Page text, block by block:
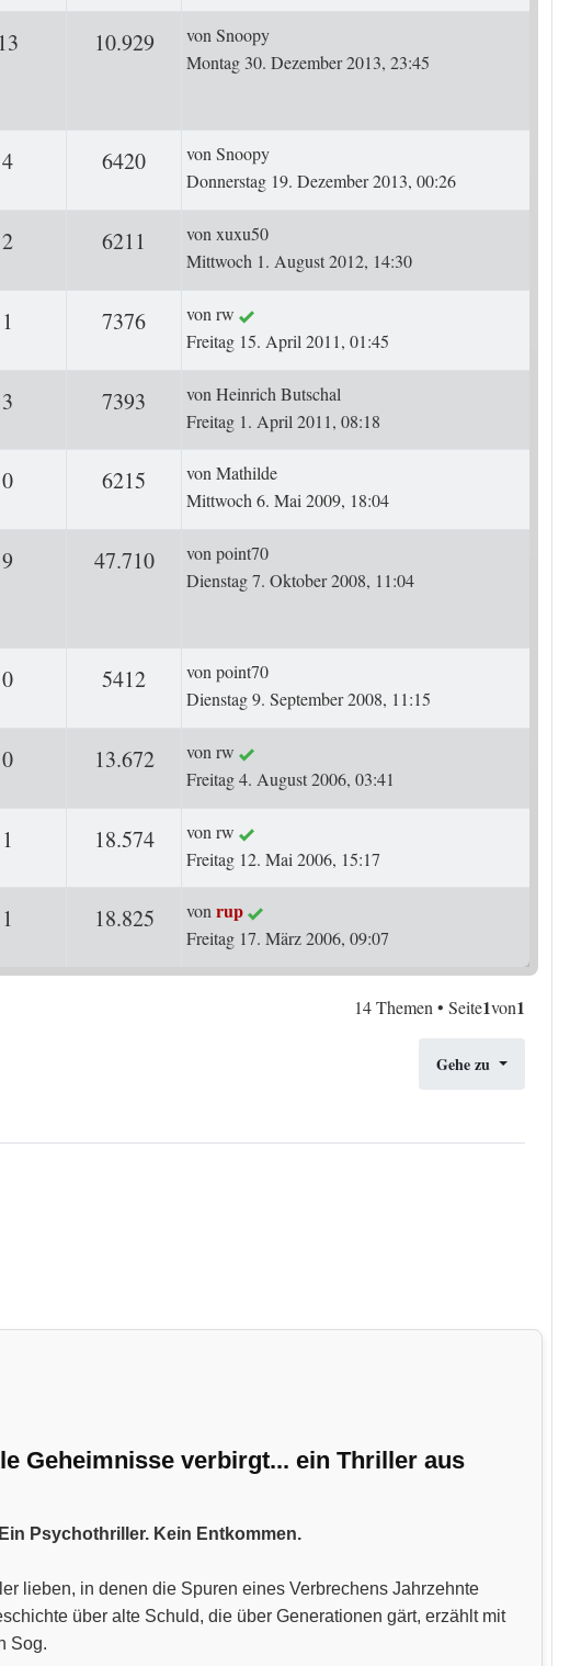
13 Antworten10.929Zugriffe
Letzter Beitrag
vonSnoopy
Montag 30. Dezember 2013, 23:45
4Antworten6420ZugriffeLetzter Beitrag
vonSnoopy
Donnerstag 19. Dezember 2013, 00:26
2Antworten6211 ZugriffeLetzter Beitrag
vonxuxu50
Mittwoch 1. August 2012, 14:30
1 Antworten7376ZugriffeLetzter Beitrag
vonrw
Freitag 15. April 2011, 01:45
3 Antworten7393 ZugriffeLetzter Beitrag
vonHeinrich Butschal
Freitag 1. April 2011, 08:18
0Antworten6215 ZugriffeLetzter Beitrag
vonMathilde
Mittwoch 6. Mai 2009, 18:04
9 Antworten47.710Zugriffe
Letzter Beitrag
vonpoint70
Dienstag 7. Oktober 2008, 11:04
0Antworten5412ZugriffeLetzter Beitrag
vonpoint70
Dienstag 9. September 2008, 11:15
0Antworten13.672Zugriffe
Letzter Beitrag
vonrw
Freitag 4. August 2006, 03:41
1 Antworten18.574Zugriffe
Letzter Beitrag
vonrw
Freitag 12. Mai 2006, 15:17
1 Antworten18.825Zugriffe
Letzter Beitrag
vonrup
Freitag 17. März 2006, 09:07
14 Themen • Seite1von1
Gehe zu
Geheimnisse verbirgt... ein Thriller aus
Psychothriller. Kein Entkommen.
lieben, in denen die Spuren eines Verbrechens Jahrzehnte
über alte Schuld, die über Generationen gärt, erzählt mit
Sog.